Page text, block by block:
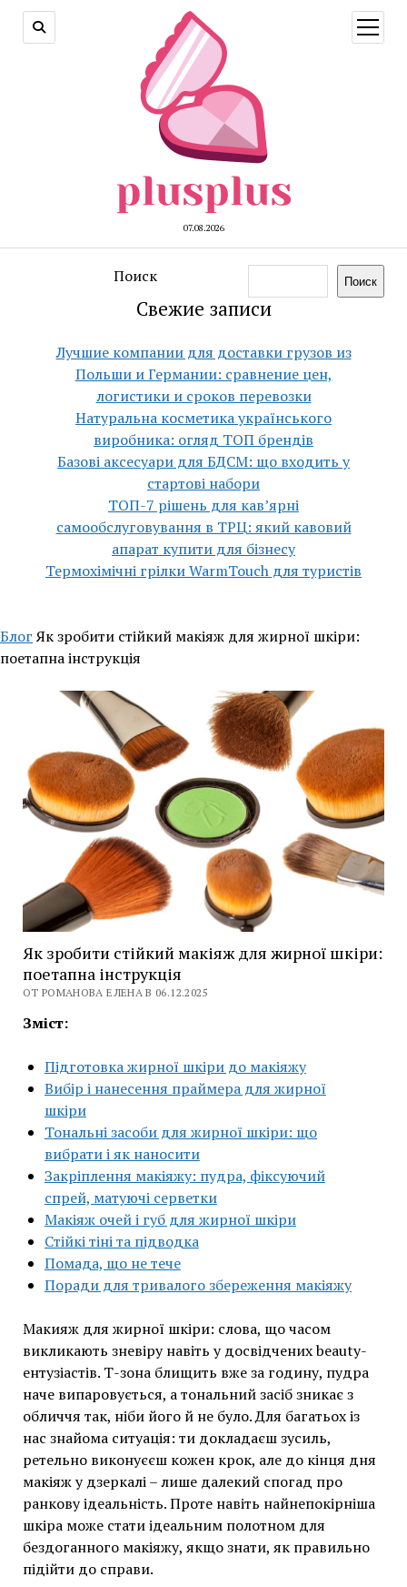
07.08.2026
меню
Поиск Поиск
Свежие записи
Лучшие компании для доставки грузов из
Польши и Германии: сравнение цен,
логистики и сроков перевозки
Натуральна косметика українського
виробника: огляд ТОП брендів
Базові аксесуари для БДСМ: що входить у
стартові набори
ТОП-7 рішень для кавʼярні
самообслуговування в ТРЦ: який кавовий
апарат купити для бізнесу
Термохімічні грілки WarmTouch для туристів
Блог Як зробити стійкий макіяж для жирної шкіри:
поетапна інструкція
Як зробити стійкий макіяж для жирної шкіри:
поетапна інструкція
ОТ РОМАНОВА ЕЛЕНА В 06.12.2025
Зміст:
Підготовка жирної шкіри до макіяжу
Вибір і нанесення праймера для жирної
шкіри
Тональні засоби для жирної шкіри: що
вибрати і як наносити
Закріплення макіяжу: пудра, фіксуючий
спрей, матуючі серветки
Макіяж очей і губ для жирної шкіри
Стійкі тіні та підводка
Помада, що не тече
Поради для тривалого збереження макіяжу
Макияж для жирної шкіри: слова, що часом
викликають зневіру навіть у досвідчених beauty-
ентузіастів. Т-зона блищить вже за годину, пудра
наче випаровується, а тональний засіб зникає з
обличчя так, ніби його й не було. Для багатьох із
нас знайома ситуація: ти докладаєш зусиль,
ретельно виконуєєш кожен крок, але до кінця дня
макіяж у дзеркалі – лише далекий спогад про
ранкову ідеальність. Проте навіть найнепокірніша
шкіра може стати ідеальним полотном для
бездоганного макіяжу, якщо знати, як правильно
підійти до справи.